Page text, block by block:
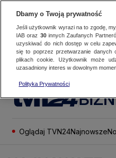
Oglądaj TVN24Najnowsze
Dbamy o Twoją prywatność
Jeśli użytkownik wyrazi na to zgodę,
IAB oraz 30innych Zaufanych
uzyskiwać do nich dostęp w celu
się to poprzez przetwarzanie danych
plikach cookie. Użytkownik może
uzasadniony interes w dowolnym
Polityka Prywatności